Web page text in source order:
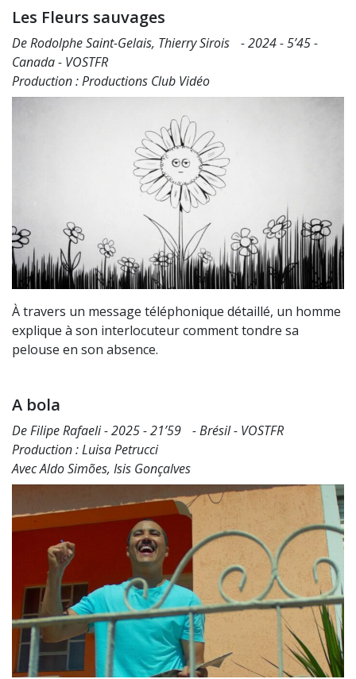
Les Fleurs sauvages
De Rodolphe Saint-Gelais, Thierry Sirois - 2024 - 5’45 -
Canada - VOSTFR
Production : Productions Club Vidéo
À travers un message téléphonique détaillé, un homme
explique à son interlocuteur comment tondre sa
pelouse en son absence.
A bola
De Filipe Rafaeli - 2025 - 21’59 - Brésil - VOSTFR
Production : Luisa Petrucci
Avec Aldo Simões, Isis Gonçalves